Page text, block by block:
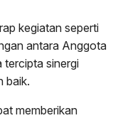
kegiatan seperti
antara Anggota
tercipta sinergi
baik.
memberikan